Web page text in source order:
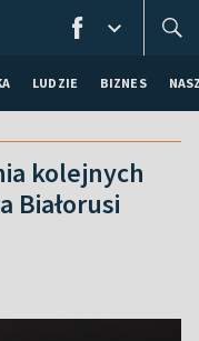
LUDZIE BIZNES
kolejnych
Białorusi